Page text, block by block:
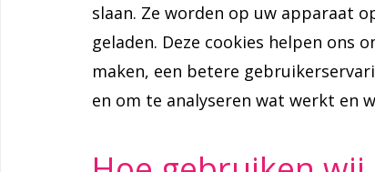
slaan. Ze worden op uw apparaat
geladen. Deze cookies helpen ons
maken, een betere
en om te analyseren wat werkt en